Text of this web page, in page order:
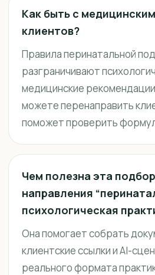
Как быть с
клиентов?
Правила перинатальной
разграничивают
медицинские
можете перенаправить
поможет проверить
Чем полезна эта
направления
психологическая
Она помогает собрать
клиентские ссылки и AI-
реального формата